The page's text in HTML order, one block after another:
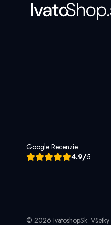
Google Recenzie
4.9/5
© 2026 IvatoshopSk. Všetky